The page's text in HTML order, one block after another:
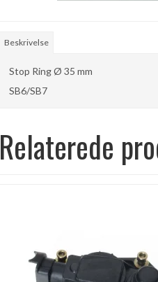
Beskrivelse
Stop Ring Ø 35 mm
SB6/SB7
Relaterede